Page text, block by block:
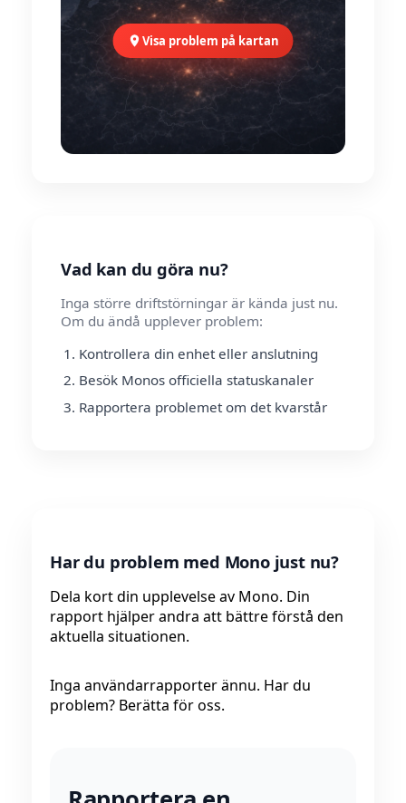
Visa problem på kartan
Vad kan du göra nu?
Inga större driftstörningar är kända just nu.
Om du ändå upplever problem:
Kontrollera din enhet eller anslutning
Besök Monos officiella statuskanaler
Rapportera problemet om det kvarstår
Har du problem med Mono just nu?
Dela kort din upplevelse av Mono. Din
rapport hjälper andra att bättre förstå den
aktuella situationen.
Inga användarrapporter ännu. Har du
problem? Berätta för oss.